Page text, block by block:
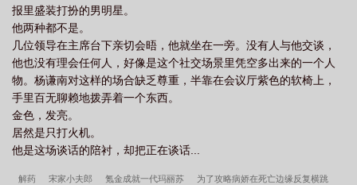
报里盛装打扮的男明星。
他两种都不是。
几位领导在主席台下亲切会晤，他就坐在一旁。没有人与他交谈，
他也没有理会任何人，好像是这个社交场景里凭空多出来的一个人
物。杨谦南对这样的场合缺乏尊重，半靠在会议厅紫色的软椅上，
手里百无聊赖地拨弄着一个东西。
金色，发亮。
居然是只打火机。
他是这场谈话的陪衬，却把正在谈话...
解药 宋家小夫郎 氪金成就一代玛丽苏 为了攻略病娇在死亡边缘反复横跳